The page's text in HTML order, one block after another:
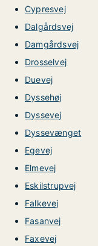
Cypresvej
Dalgårdsvej
Damgårdsvej
Drosselvej
Duevej
Dyssehøj
Dyssevej
Dyssevænget
Egevej
Elmevej
Eskilstrupvej
Falkevej
Fasanvej
Faxevej